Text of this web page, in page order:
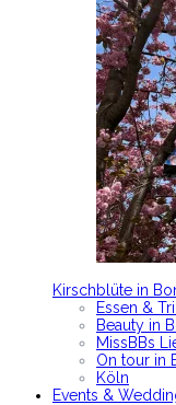
Kirschblüte in
Essen &
Beauty in
MissBBs
On tour in
Köln
Events &